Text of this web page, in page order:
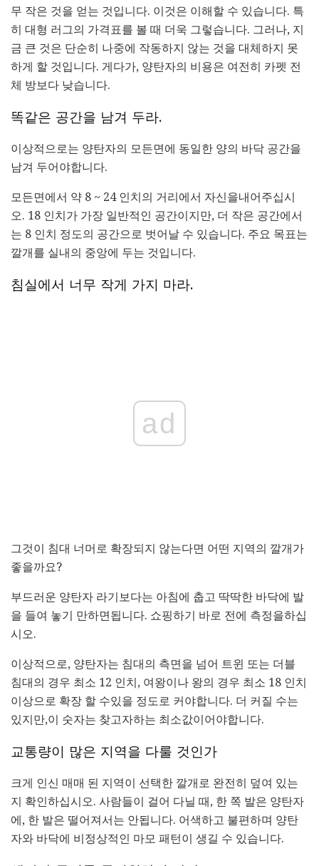
무 작은 것을 얻는 것입니다. 이것은 이해할 수 있습니다. 특
히 대형 러그의 가격표를 볼 때 더욱 그렇습니다. 그러나, 지
금 큰 것은 단순히 나중에 작동하지 않는 것을 대체하지 못
하게 할 것입니다. 게다가, 양탄자의 비용은 여전히 ​​카펫 전
체 방보다 낮습니다.
똑같은 공간을 남겨 두라.
이상적으로는 양탄자의 모든면에 동일한 양의 바닥 공간을
남겨 두어야합니다.
모든면에서 약 8 ~ 24 인치의 거리에서 자신을내어주십시
오. 18 인치가 가장 일반적인 공간이지만, 더 작은 공간에서
는 8 인치 정도의 공간으로 벗어날 수 있습니다. 주요 목표는
깔개를 실내의 중앙에 두는 것입니다.
침실에서 너무 작게 가지 마라.
ad
그것이 침대 너머로 확장되지 않는다면 어떤 지역의 깔개가
좋을까요?
부드러운 양탄자 라기보다는 아침에 춥고 딱딱한 바닥에 발
을 들여 놓기 만하면됩니다. 쇼핑하기 바로 전에 측정을하십
시오.
이상적으로, 양탄자는 침대의 측면을 넘어 트윈 또는 더블
침대의 경우 최소 12 인치, 여왕이나 왕의 경우 최소 18 인치
이상으로 확장 할 수있을 정도로 커야합니다. 더 커질 수는
있지만,이 숫자는 찾고자하는 최소값이어야합니다.
교통량이 많은 지역을 다룰 것인가
크게 인신 매매 된 지역이 선택한 깔개로 완전히 덮여 있는
지 확인하십시오. 사람들이 걸어 다닐 때, 한 쪽 발은 양탄자
에, 한 발은 떨어져서는 안됩니다. 어색하고 불편하며 양탄
자와 바닥에 비정상적인 마모 패턴이 생길 수 있습니다.